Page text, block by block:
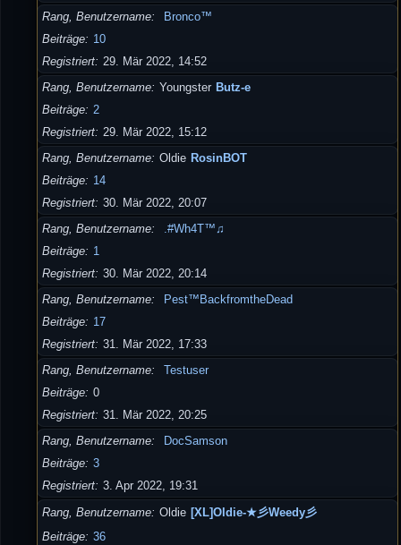
Rang, Benutzername
Bronco™
Beiträge
10
Registriert 29. Mär 2022, 14:52
Rang, Benutzername Youngster Butz-e
Beiträge 2
Registriert 29. Mär 2022, 15:12
Rang, Benutzername Oldie RosinBOT
Beiträge
14
Registriert 30. Mär 2022, 20:07
Rang, Benutzername
.#Wh4T™♫
Beiträge
1
Registriert 30. Mär 2022, 20:14
Rang, Benutzername
Pest™BackfromtheDead
Beiträge
17
Registriert 31. Mär 2022, 17:33
Rang, Benutzername
Testuser
Beiträge 0
Registriert 31. Mär 2022, 20:25
Rang, Benutzername
DocSamson
Beiträge 3
Registriert 3. Apr 2022, 19:31
Rang, Benutzername Oldie [XL]Oldie-★彡Weedy彡
Beiträge 36